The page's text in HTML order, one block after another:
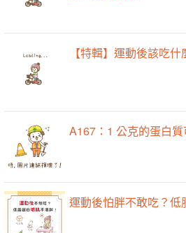
【特輯】運動後該吃什
A167：1 公克的蛋白質
運動後怕胖不敢吃？低